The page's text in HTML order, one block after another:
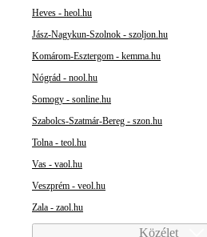
Heves - heol.hu
Jász-Nagykun-Szolnok - szoljon.hu
Komárom-Esztergom - kemma.hu
Nógrád - nool.hu
Somogy - sonline.hu
Szabolcs-Szatmár-Bereg - szon.hu
Tolna - teol.hu
Vas - vaol.hu
Veszprém - veol.hu
Zala - zaol.hu
Közélet